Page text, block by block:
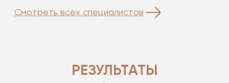
Смотреть всех специалистов
РЕЗУЛЬТАТЫ